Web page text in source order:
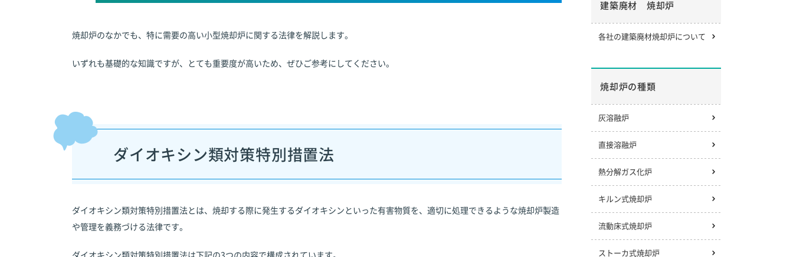
焼却炉のなかでも、特に需要の高い小型焼却炉に関する法律を解説します。
いずれも基礎的な知識ですが、とても重要度が高いため、ぜひご参考にしてください。
ダイオキシン類対策特別措置法
ダイオキシン類対策特別措置法とは、焼却する際に発生するダイオキシンといった有害物質を、適切に処理できるような焼却炉製造
や管理を義務づける法律です。
ダイオキシン類対策特別措置法は下記の3つの内容で構成されています。
建築廃材 焼却炉
各社の建築廃材焼却炉について
焼却炉の種類
灰溶融炉
直接溶融炉
熱分解ガス化炉
キルン式焼却炉
流動床式焼却炉
ストーカ式焼却炉